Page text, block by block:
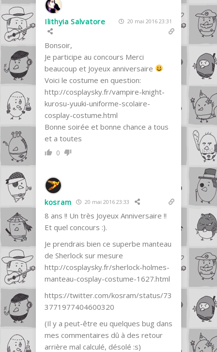
Ilithyia Salvatore 20 mai 2016 23:31
Bonsoir,
Je participe au concours Merci
beaucoup et Joyeux anniversaire
Voici le costume en question:
http://cosplaysky.fr/vampire-knight-
kurosu-yuuki-uniforme-scolaire-
cosplay-costume.html
Bonne soirée et bonne chance a tous
et a toutes
0
kosram 20 mai 2016 23:33
8 ans !! Un très Joyeux Anniversaire !!
Et quel concours :).
Je prendrais bien ce superbe manteau
de Sherlock sur mesure
http://cosplaysky.fr/sherlock-holmes-
manteau-cosplay-costume-1627.html
https://twitter.com/kosram/status/73
3771977404600320
(Il y a peut-être eu quelques bug dans
mes commentaires dû à des retour
arrière mal calculé, désolé :s)